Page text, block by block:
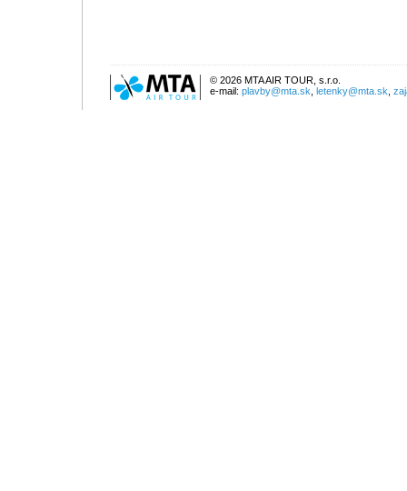
© 2026 MTA AIR TOUR, s.r.o.
e-mail: plavby@mta.sk letenky@mta.sk